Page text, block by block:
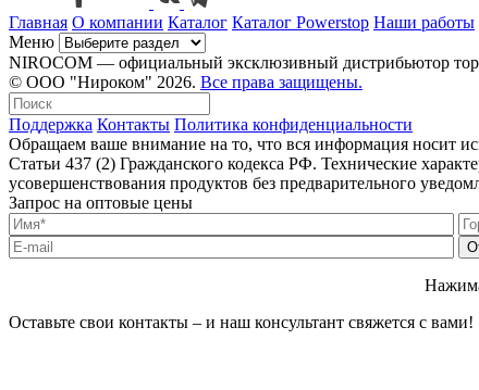
Главная О компании Каталог Каталог Powerstop Наши работы
Меню
NIROCOM — официальный эксклюзивный дистрибьютор
© ООО "Нироком" 2026. Все права защищены.
Поддержка Контакты Политика конфиденциальности
Обращаем ваше внимание на то, что вся информация носит
Статьи 437 (2) Гражданского кодекса РФ. Технические
усовершенствования продуктов без предварительного
Запрос на оптовые цены
Оставьте свои контакты – и наш консультант свяжется с вами!